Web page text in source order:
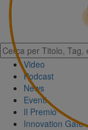
Video
Podcast
News
Eventi
Il Premio
Innovation Gate